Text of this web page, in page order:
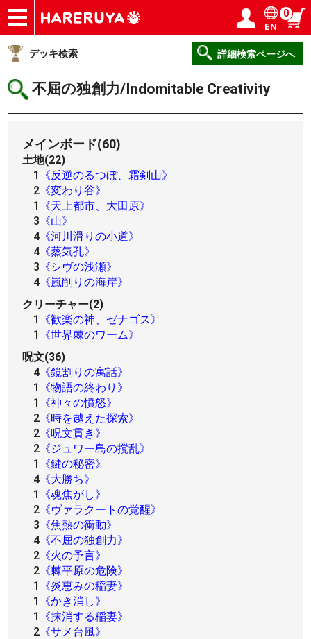
ショップ
買取
記事
デッキ検索
デッキ構築
選手一覧
店舗一覧
イベント
ヘルプ
お問い合わせ ログイン／会員登録
EN
0
デッキ検索 詳細検索ページへ
不屈の独創力/Indomitable Creativity
メインボード(60)
土地(22)
1
《反逆のるつぼ、霜剣山》
2 《変わり谷》
1
《天上都市、大田原》
3 《山》
4 《河川滑りの小道》
4 《蒸気孔》
3 《シヴの浅瀬》
4 《嵐削りの海岸》
クリーチャー(2)
1
《歓楽の神、ゼナゴス》
1
《世界棘のワーム》
呪文(36)
4 《鏡割りの寓話》
1
《物語の終わり》
1
《神々の憤怒》
2 《時を越えた探索》
2 《呪文貫き》
2 《ジュワー島の撹乱》
1
《鍵の秘密》
4 《大勝ち》
1
《魂焦がし》
2 《ヴァラクートの覚醒》
3 《焦熱の衝動》
4 《不屈の独創力》
2 《火の予言》
2 《棘平原の危険》
1
《炎恵みの稲妻》
1
《かき消し》
1
《抹消する稲妻》
2 《サメ台風》